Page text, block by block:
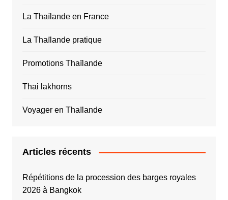
La Thaïlande en France
La Thaïlande pratique
Promotions Thaïlande
Thai lakhorns
Voyager en Thaïlande
Articles récents
Répétitions de la procession des barges royales
2026 à Bangkok